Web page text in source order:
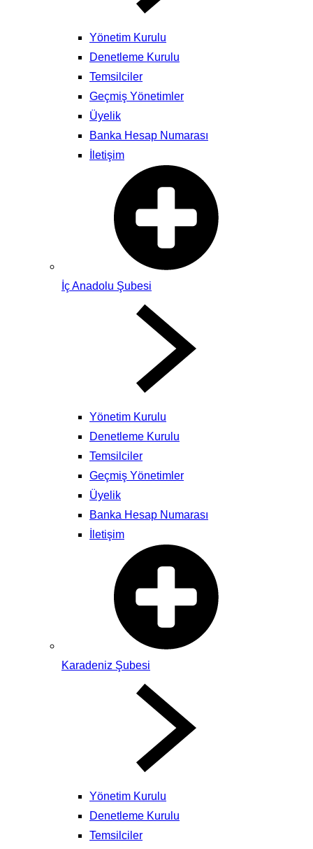
Yönetim Kurulu
Denetleme Kurulu
Temsilciler
Geçmiş Yönetimler
Üyelik
Banka Hesap Numarası
İletişim
İç Anadolu Şubesi
Yönetim Kurulu
Denetleme Kurulu
Temsilciler
Geçmiş Yönetimler
Üyelik
Banka Hesap Numarası
İletişim
Karadeniz Şubesi
Yönetim Kurulu
Denetleme Kurulu
Temsilciler